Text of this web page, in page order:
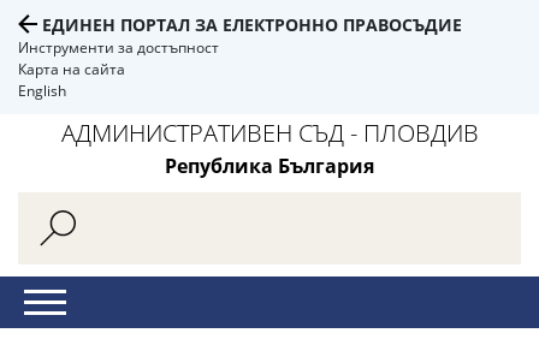
ЕДИНЕН ПОРТАЛ ЗА ЕЛЕКТРОННО ПРАВОСЪДИЕ
Инструменти за достъпност
Карта на сайта
English
АДМИНИСТРАТИВЕН СЪД - ПЛОВДИВ
Република България